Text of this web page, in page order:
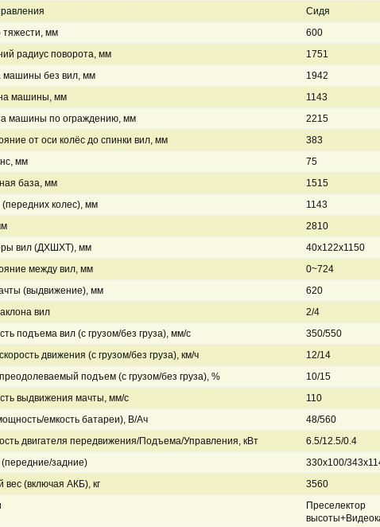
Сидя
тяжести, мм
600
радиус поворота, мм
1751
машины без вил, мм
1942
машины, мм
1143
машины по ограждению, мм
2215
от оси колёс до спинки вил, мм
383
мм
75
база, мм
1515
(передних колес), мм
1143
2810
вил (ДXШXТ), мм
40x122x1150
между вил, мм
0~724
(выдвижение), мм
620
вил
2/4
подъема вил (с грузом/без груза), мм/с
350/550
движения (с грузом/без груза), км/ч
12/14
подъем (с грузом/без груза), %
10/15
выдвижения мачты, мм/с
110
емкость батареи), В/Ач
48/560
двигателя передвижения/Подъема/Управления, кВт
6.5/12.5/0.4
задние)
330x100/
(включая АКБ), кг
3560
Преселектор